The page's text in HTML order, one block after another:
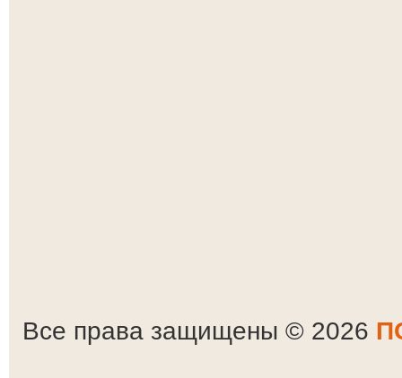
Все права защищены © 2026